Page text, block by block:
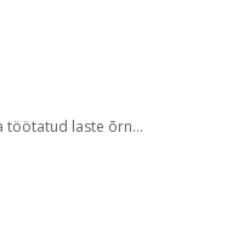
Ziaja Baby & Kids on nahasõbralik lastele ja beebidele mõeldud hooldussari, mis hõlmab šampoone, kehahooldus- ning vannitooteid alates esimesest elukuust. Tooted on spetsiaalselt välja töötatud laste õrna nahka silmas pidades.